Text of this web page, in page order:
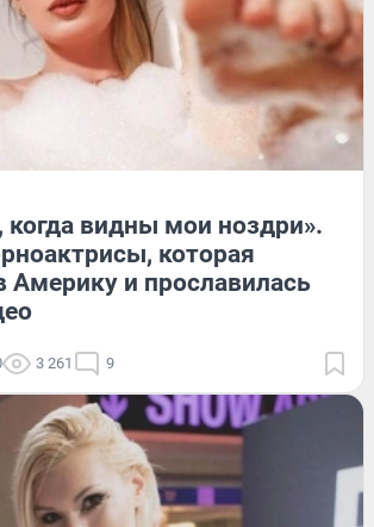
видны мои ноздри».
которая
Америку и прославилась
3 261 9